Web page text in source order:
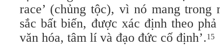
race’ (chủng tộc), vì nó mang trong
sắc bất biến, được xác định theo
văn hóa, tâm lí và đạo đức cố định’.15